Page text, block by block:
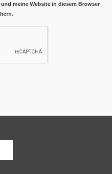
meine Website in diesem Browser